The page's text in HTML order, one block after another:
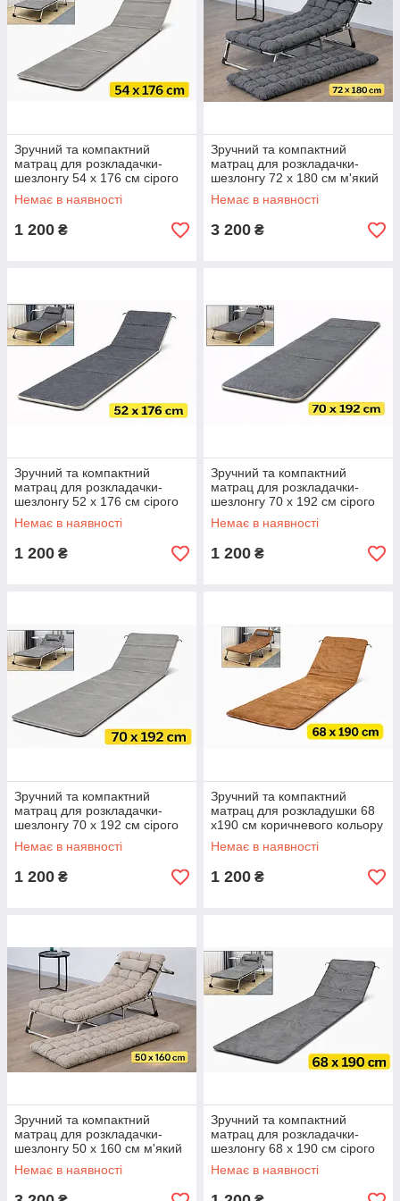
Зручний та компактний
матрац для розкладачки-
шезлонгу 54 х 176 см сірого
кольору KT7006705
Немає в наявності
1 200 ₴
Зручний та компактний
матрац для розкладачки-
шезлонгу 72 х 180 см м'який
сірий 1320 грам KT7006716
Немає в наявності
3 200 ₴
Зручний та компактний
матрац для розкладачки-
шезлонгу 52 х 176 см сірого
кольору KT7006709
Немає в наявності
1 200 ₴
Зручний та компактний
матрац для розкладачки-
шезлонгу 70 х 192 см сірого
кольору KT7006711
Немає в наявності
1 200 ₴
Зручний та компактний
матрац для розкладачки-
шезлонгу 70 х 192 см сірого
кольору KT7006706
Немає в наявності
1 200 ₴
Зручний та компактний
матрац для розкладушки 68
х190 см коричневого кольору
KT7006713
Немає в наявності
1 200 ₴
Зручний та компактний
матрац для розкладачки-
шезлонгу 50 х 160 см м'який
бежевий 970 грам
KT7006714
Немає в наявності
Зручний та компактний
матрац для розкладачки-
шезлонгу 68 х 190 см сірого
кольору KT7006703
Немає в наявності